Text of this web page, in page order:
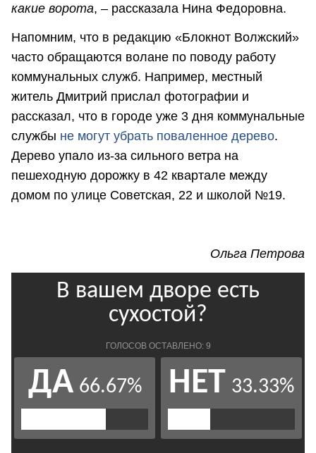
какие ворота, – рассказала Нина Федоровна.
Напомним, что в редакцию «Блокнот Волжский»
часто обращаются волане по поводу работу
коммунальных служб. Например, местный
житель Дмитрий прислал фотографии и
рассказал, что в городе уже 3 дня коммунальные
службы не могут убрать поваленное дерево.
Дерево упало из-за сильного ветра на
пешеходную дорожку в 42 квартале между
домом по улице Советская, 22 и школой №19.
Ольга Петрова